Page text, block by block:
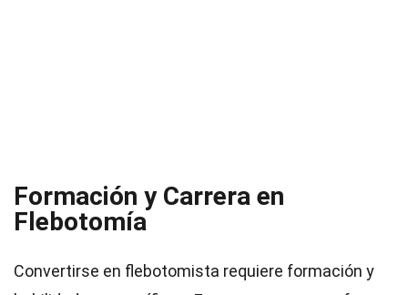
Formación y Carrera en
Flebotomía
Convertirse en flebotomista requiere formación y